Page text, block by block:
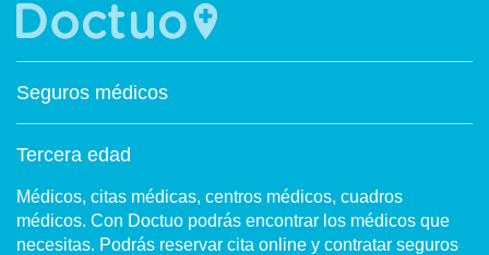
Seguros médicos
Tercera edad
Médicos, citas médicas, centros médicos, cuadros
médicos. Con Doctuo podrás encontrar los médicos que
necesitas. Podrás reservar cita online y contratar seguros